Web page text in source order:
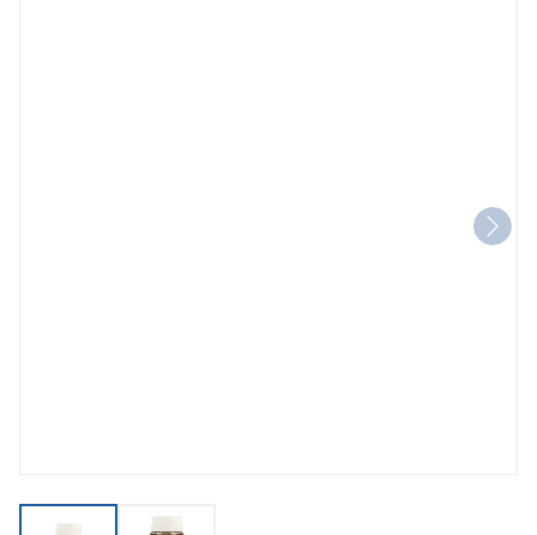
View larger imageView larger image